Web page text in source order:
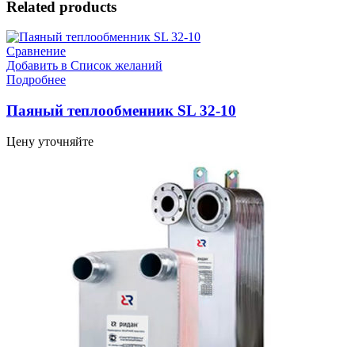
Related products
Сравнение
Добавить в Список желаний
Подробнее
Паяный теплообменник SL 32-10
Цену уточняйте